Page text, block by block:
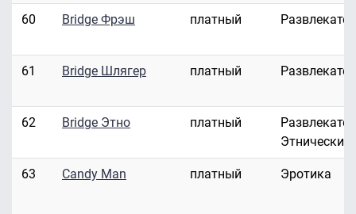
60 Bridge Фрэш платный
61 Bridge Шлягер платный
62 Bridge Этно платный
Этнические
63 Candy Man платный Эротика